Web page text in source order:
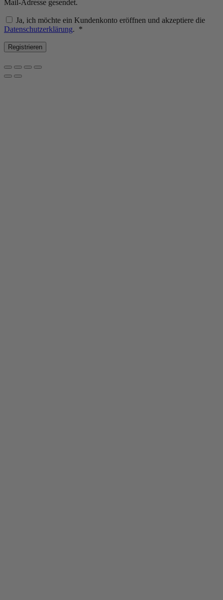
Mail-Adresse gesendet.
Ja, ich möchte ein Kundenkonto eröffnen und akzeptiere die
Datenschutzerklärung. *
Registrieren